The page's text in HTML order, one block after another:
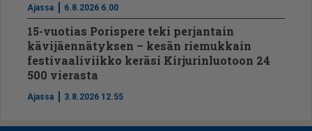
Ajassa 6.8.2026 6.00
15-vuotias Porispere teki perjantain
kävijäennätyksen – kesän riemukkain
festivaaliviikko keräsi Kirjurinluotoon 24
500 vierasta
Ajassa 3.8.2026 12.55